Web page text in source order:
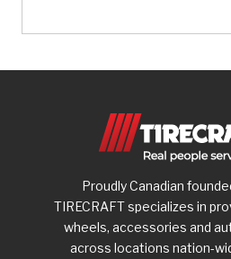
Proudly Canadian
TIRECRAFT specializes in
wheels, accessories and
across locations nation-